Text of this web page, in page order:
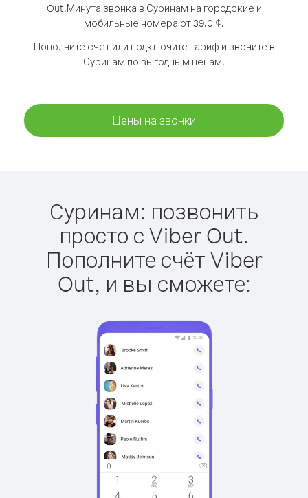
Out.Минута звонка в Суринам на городские и
мобильные номера от 39.0 ¢.
Пополните счёт или подключите тариф и звоните в
Суринам по выгодным ценам.
Цены на звонки
Суринам: позвонить
просто с Viber Out.
Пополните счёт Viber
Out, и вы сможете: